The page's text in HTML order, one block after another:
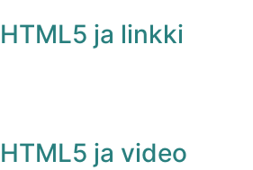
HTML5 ja linkki
HTML5 ja video